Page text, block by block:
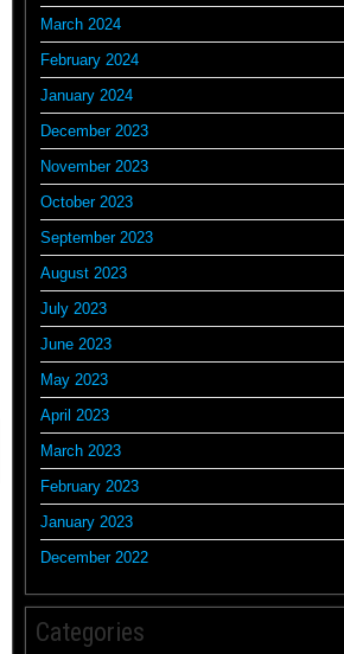
March 2024
February 2024
January 2024
December 2023
November 2023
October 2023
September 2023
August 2023
July 2023
June 2023
May 2023
April 2023
March 2023
February 2023
January 2023
December 2022
Categories